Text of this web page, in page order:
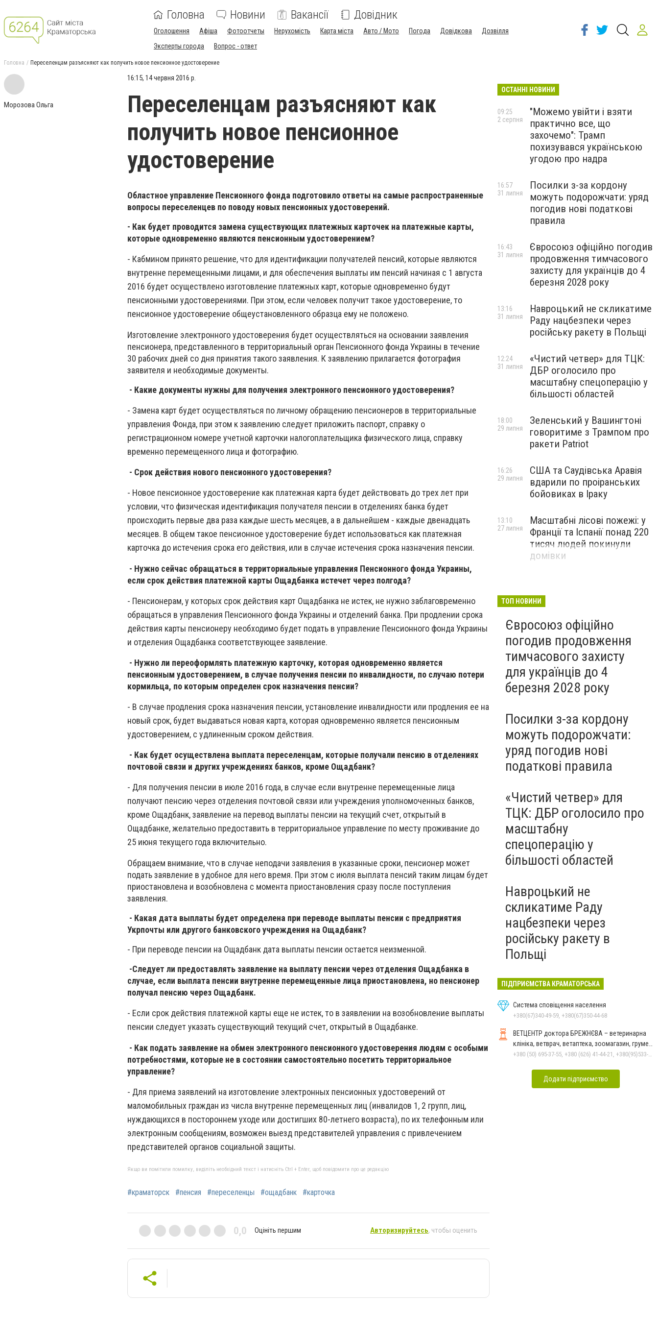
Головна Новини Вакансії Довідник
Оголошення Афіша Фотоотчеты Нерухомість Карта міста Авто / Мото Погода Довідкова
Дозвілля
Эксперты города
Вопрос - ответ
Головна Переселенцам разъясняют как получить новое пенсионное удостоверение
Морозова Ольга
16:15, 14 червня 2016 р.
Переселенцам разъясняют как
получить новое пенсионное
удостоверение
Областное управление Пенсионного фонда подготовило ответы на самые распространенные
вопросы переселенцев по поводу новых пенсионных удостоверений.
- Как будет проводится замена существующих платежных карточек на платежные карты,
которые одновременно являются пенсионным удостоверением?
- Кабмином принято решение, что для идентификации получателей пенсий, которые являются
внутренне перемещенными лицами, и для обеспечения выплаты им пенсий начиная с 1 августа
2016 будет осуществлено изготовление платежных карт, которые одновременно будут
пенсионными удостоверениями. При этом, если человек получит такое удостоверение, то
пенсионное удостоверение общеустановленного образца ему не положено.
Изготовление электронного удостоверения будет осуществляться на основании заявления
пенсионера, представленного в территориальный орган Пенсионного фонда Украины в течение
30 рабочих дней со дня принятия такого заявления. К заявлению прилагается фотография
заявителя и необходимые документы.
- Какие документы нужны для получения электронного пенсионного удостоверения?
- Замена карт будет осуществляться по личному обращению пенсионеров в территориальные
управления Фонда, при этом к заявлению следует приложить паспорт, справку о
регистрационном номере учетной карточки налогоплательщика физического лица, справку
временно перемещенного лица и фотографию.
- Срок действия нового пенсионного удостоверения?
- Новое пенсионное удостоверение как платежная карта будет действовать до трех лет при
условии, что физическая идентификация получателя пенсии в отделениях банка будет
происходить первые два раза каждые шесть месяцев, а в дальнейшем - каждые двенадцать
месяцев. В общем такое пенсионное удостоверение будет использоваться как платежная
карточка до истечения срока его действия, или в случае истечения срока назначения пенсии.
- Нужно сейчас обращаться в территориальные управления Пенсионного фонда Украины,
если срок действия платежной карты Ощадбанка истечет через полгода?
- Пенсионерам, у которых срок действия карт Ощадбанка не истек, не нужно заблаговременно
обращаться в управления Пенсионного фонда Украины и отделений банка. При продлении срока
действия карты пенсионеру необходимо будет подать в управление Пенсионного фонда Украины
и отделения Ощадбанка соответствующее заявление.
- Нужно ли переоформлять платежную карточку, которая одновременно является
пенсионным удостоверением, в случае получения пенсии по инвалидности, по случаю потери
кормильца, по которым определен срок назначения пенсии?
- В случае продления срока назначения пенсии, установление инвалидности или продления ее на
новый срок, будет выдаваться новая карта, которая одновременно является пенсионным
удостоверением, с удлиненным сроком действия.
- Как будет осуществлена ​​выплата переселенцам, которые получали пенсию в отделениях
почтовой связи и других учреждениях банков, кроме Ощадбанк?
- Для получения пенсии в июле 2016 года, в случае если внутренне перемещенные лица
получают пенсию через отделения почтовой связи или учреждения уполномоченных банков,
кроме Ощадбанк, заявление на перевод выплаты пенсии на текущий счет, открытый в
Ощадбанке, желательно предоставить в территориальное управление по месту проживание до
25 июня текущего года включительно.
Обращаем внимание, что в случае неподачи заявления в указанные сроки, пенсионер может
подать заявление в удобное для него время. При этом с июля выплата пенсий таким лицам будет
приостановлена ​​и возобновлена ​​с момента приостановления сразу после поступления
заявления.
- Какая дата выплаты будет определена при переводе выплаты пенсии с предприятия
Укрпочты или другого банковского учреждения на Ощадбанк?
- При переводе пенсии на Ощадбанк дата выплаты пенсии остается неизменной.
-Следует ли предоставлять заявление на выплату пенсии через отделения Ощадбанка в
случае, если выплата пенсии внутренне перемещенные лица приостановлена, но пенсионер
получал пенсию через Ощадбанк.
- Если срок действия платежной карты еще не истек, то в заявлении на возобновление выплаты
пенсии следует указать существующий текущий счет, открытый в Ощадбанке.
- Как подать заявление на обмен электронного пенсионного удостоверения людям с особыми
потребностями, которые не в состоянии самостоятельно посетить территориальное
управление?
- Для приема заявлений на изготовление электронных пенсионных удостоверений от
маломобильных граждан из числа внутренне перемещенных лиц (инвалидов 1, 2 групп, лиц,
нуждающихся в постороннем уходе или достигших 80-летнего возраста), по их телефонным или
электронным сообщениям, возможен выезд представителей управления с привлечением
представителей органов социальной защиты.
Якщо ви помітили помилку, виділіть необхідний текст і натисніть Ctrl + Enter, щоб повідомити про це редакцію
#краматорск #пенсия #переселенцы #ощадбанк #карточка
0,0 Оцініть першим Авторизируйтесь, чтобы оценить
ОСТАННІ НОВИНИ
"Можемо увійти і взяти
практично все, що
захочемо": Трамп
похизувався українською
угодою про надра
09:25
2 серпня
Посилки з-за кордону
можуть подорожчати: уряд
погодив нові податкові
правила
16:57
31 липня
Євросоюз офіційно погодив
продовження тимчасового
захисту для українців до 4
березня 2028 року
16:43
31 липня
Навроцький не скликатиме
Раду нацбезпеки через
російську ракету в Польщі
13:16
31 липня
«Чистий четвер» для ТЦК:
ДБР оголосило про
масштабну спецоперацію у
більшості областей
12:24
31 липня
Зеленський у Вашингтоні
говоритиме з Трампом про
ракети Patriot
18:00
29 липня
США та Саудівська Аравія
вдарили по проіранських
бойовиках в Іраку
16:26
29 липня
Масштабні лісові пожежі: у
Франції та Іспанії понад 220
тисяч людей покинули
домівки
13:10
27 липня
ТОП НОВИНИ
Євросоюз офіційно
погодив продовження
тимчасового захисту
для українців до 4
березня 2028 року
Посилки з-за кордону
можуть подорожчати:
уряд погодив нові
податкові правила
«Чистий четвер» для
ТЦК: ДБР оголосило про
масштабну
спецоперацію у
більшості областей
Навроцький не
скликатиме Раду
нацбезпеки через
російську ракету в
Польщі
ПІДПРИЄМСТВА КРАМАТОРСЬКА
Система сповіщення населення
+380(67)340-49-59, +380(67)350-44-68
ВЕТЦЕНТР доктора БРЕЖНЄВА – ветеринарна
клініка, ветврач, ветаптека, зоомагазин, грумер,
стрижки.
+380 (50) 695-37-55, +380 (626) 41-44-21, +380(95)533-90-03
Додати підприємство